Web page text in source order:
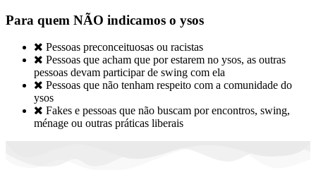
Para quem NÃO indicamos o ysos
 Pessoas preconceituosas ou racistas
 Pessoas que acham que por estarem no ysos, as outras
pessoas devam participar de swing com ela
 Pessoas que não tenham respeito com a comunidade do
ysos
 Fakes e pessoas que não buscam por encontros, swing,
ménage ou outras práticas liberais